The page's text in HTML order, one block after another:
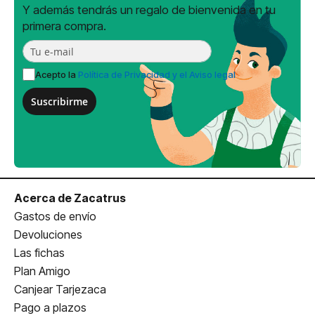
Y además tendrás un regalo de bienvenida en tu
primera compra.
Acepto la Política de Privacidad y el Aviso legal
Suscribirme
Acerca de Zacatrus
Gastos de envío
Devoluciones
Las fichas
Plan Amigo
Canjear Tarjezaca
Pago a plazos